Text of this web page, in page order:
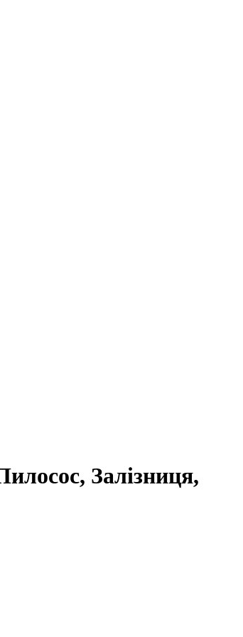
Залізниця,